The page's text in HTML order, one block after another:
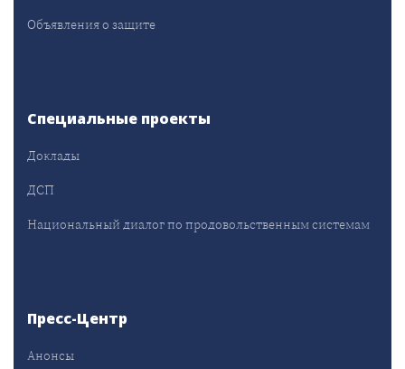
Объявления о защите
Специальные проекты
Доклады
ДСП
Национальный диалог по продовольственным системам
Пресс-Центр
Анонсы